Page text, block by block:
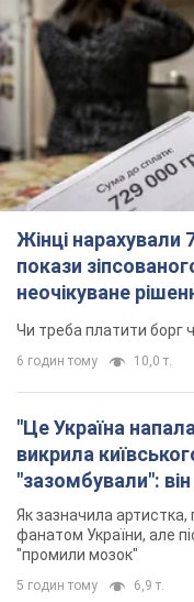
Жінці нарахували
покази
неочікуване
Чи треба платити борг
6 годин тому 10,0 т.
"Це Україна
викрила
"зазомбували": він
не знав, а тепер
українців
Як зазначила
фанатом України, але
"промили мозок"
5 годин тому 6,9 т.